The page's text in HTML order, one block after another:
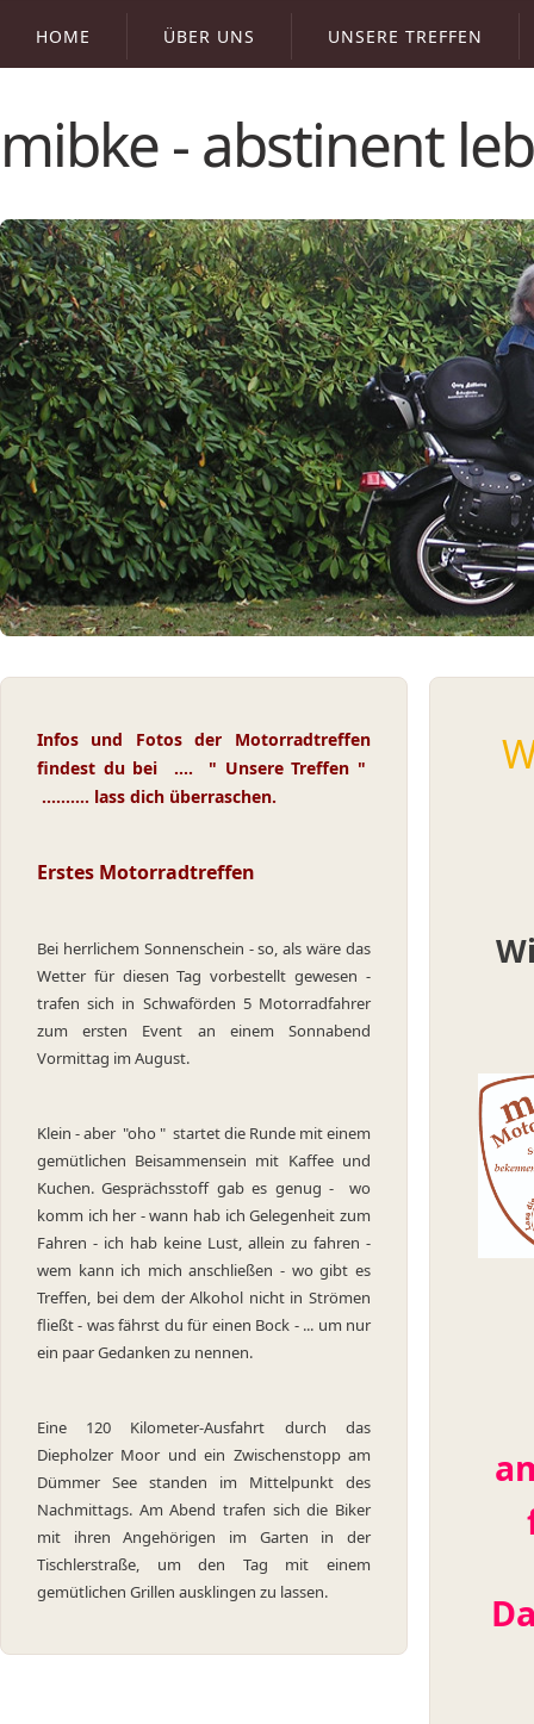
HOME ÜBER UNS UNSERE TREFFEN
mibke - abstinent
Infos und Fotos der Motorradtreffen
findest du bei .... " Unsere Treffen "
.......... lass dich überraschen.
Erstes Motorradtreffen
Bei herrlichem Sonnenschein - so, als wäre das
Wetter für diesen Tag vorbestellt gewesen -
trafen sich in Schwaförden 5 Motorradfahrer
zum ersten Event an einem Sonnabend
Vormittag im August.
Klein - aber "oho " startet die Runde mit einem
gemütlichen Beisammensein mit Kaffee und
Kuchen. Gesprächsstoff gab es genug - wo
komm ich her - wann hab ich Gelegenheit zum
Fahren - ich hab keine Lust, allein zu fahren -
wem kann ich mich anschließen - wo gibt es
Treffen, bei dem der Alkohol nicht in Strömen
fließt - was fährst du für einen Bock - ... um nur
ein paar Gedanken zu nennen.
Eine 120 Kilometer-Ausfahrt durch das
Diepholzer Moor und ein Zwischenstopp am
Dümmer See standen im Mittelpunkt des
Nachmittags. Am Abend trafen sich die Biker
mit ihren Angehörigen im Garten in der
Tischlerstraße, um den Tag mit einem
gemütlichen Grillen ausklingen zu lassen.